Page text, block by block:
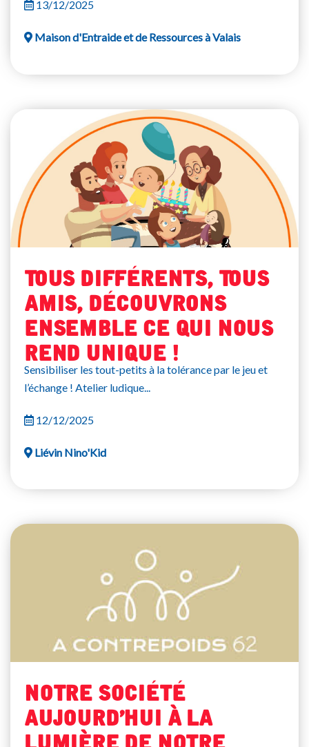
13/12/2025
Maison d'Entraide et de Ressources à Valais
Tous différents, Tous
amis, découvrons
ensemble ce qui nous
rend unique !
Sensibiliser les tout-petits à la tolérance par le jeu et
l’échange ! Atelier ludique...
12/12/2025
Liévin Nino'Kid
Notre société
aujourd’hui à la
lumière de notre